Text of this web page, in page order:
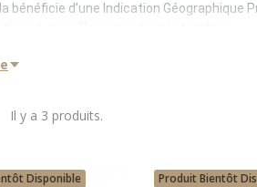
bénéficie d’une Indication Géographique
strict des méthodes de production
Aromatique Unique Et
caramel, vanille et fruits secs
Il y a 3 produits.
Disponible Produit Bientôt